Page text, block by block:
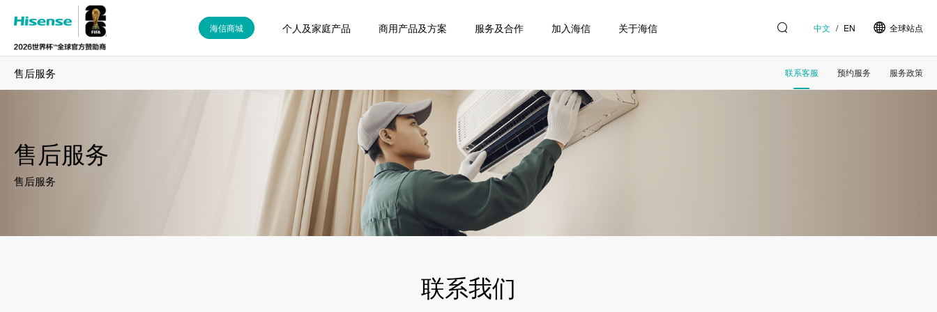
海信商城 个人及家庭产品 商用产品及方案 服务及合作 加入海信 关于海信 中文 / EN 全球站点
售后服务 联系客服 预约服务 服务政策
售后服务
售后服务
联系我们